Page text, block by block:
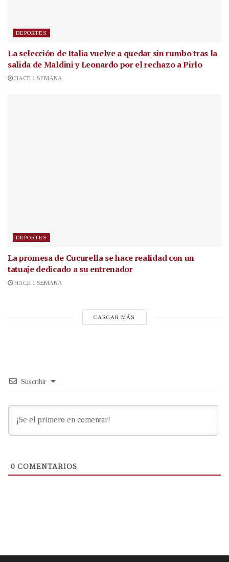
DEPORTES
La selección de Italia vuelve a quedar sin rumbo tras la
salida de Maldini y Leonardo por el rechazo a Pirlo
HACE 1 SEMANA
DEPORTES
La promesa de Cucurella se hace realidad con un
tatuaje dedicado a su entrenador
HACE 1 SEMANA
CARGAR MÁS
Suscribir
0 COMENTARIOS